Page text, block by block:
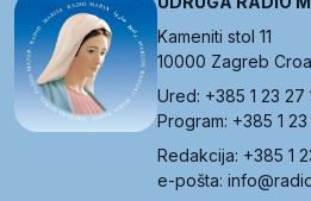
Kameniti stol 11
10000 Zagreb
Ured: +385 1 23 27
Program: +385 1
Redakcija: +385 1
e-pošta: